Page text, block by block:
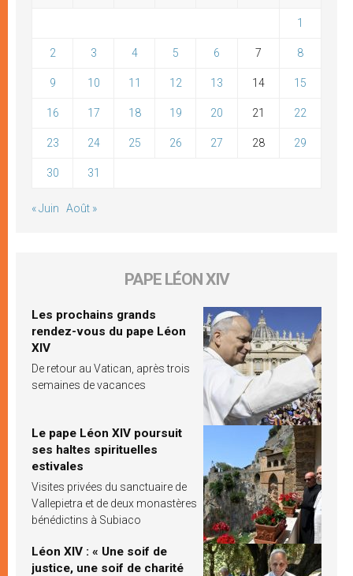
1
2 3 4 5 6 7 8
9 10 11 12 13 14 15
16 17 18 19 20 21 22
23 24 25 26 27 28 29
30 31
« Juin Août »
PAPE LÉON XIV
Les prochains grands
rendez-vous du pape Léon
XIV
De retour au Vatican, après trois
semaines de vacances
Le pape Léon XIV poursuit
ses haltes spirituelles
estivales
Visites privées du sanctuaire de
Vallepietra et de deux monastères
bénédictins à Subiaco
Léon XIV : « Une soif de
justice, une soif de charité